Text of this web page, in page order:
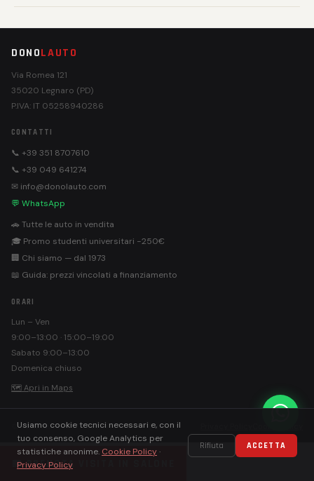
Usiamo cookie tecnici necessari e, con il
tuo consenso, Google Analytics per
statistiche anonime. Cookie Policy·
Privacy Policy
Rifiuta ACCETTA
DONOLAUTO
Via Romea 121
35020 Legnaro (PD)
P.IVA: IT 05258940286
CONTATTI
📞 +39 351 8707610
📞 +39 049 641274
✉ info@donolauto.com
💬 WhatsApp
🚗 Tutte le auto in vendita
🎓 Promo studenti universitari −250€
🏢 Chi siamo — dal 1973
📖 Guida: prezzi vincolati a finanziamento
ORARI
Lun – Ven
9:00–13:00 · 15:00–19:00
Sabato 9:00–13:00
Domenica chiuso
🗺 Apri in Maps
©Donolauto S.r.l. · PEC: donolautosrl@pec.it
📅 PRENOTA VISITA IN SALONE